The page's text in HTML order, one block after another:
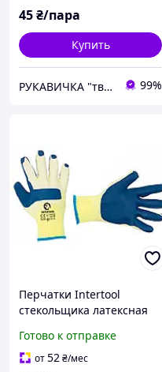
45₴/пара
Купить
РУКАВИЧКА "твоя будівельна скарбничка" 99%
Перчатки Intertool
стекольщика латексная
(82438384)
Готово к отправке
от52₴/мес